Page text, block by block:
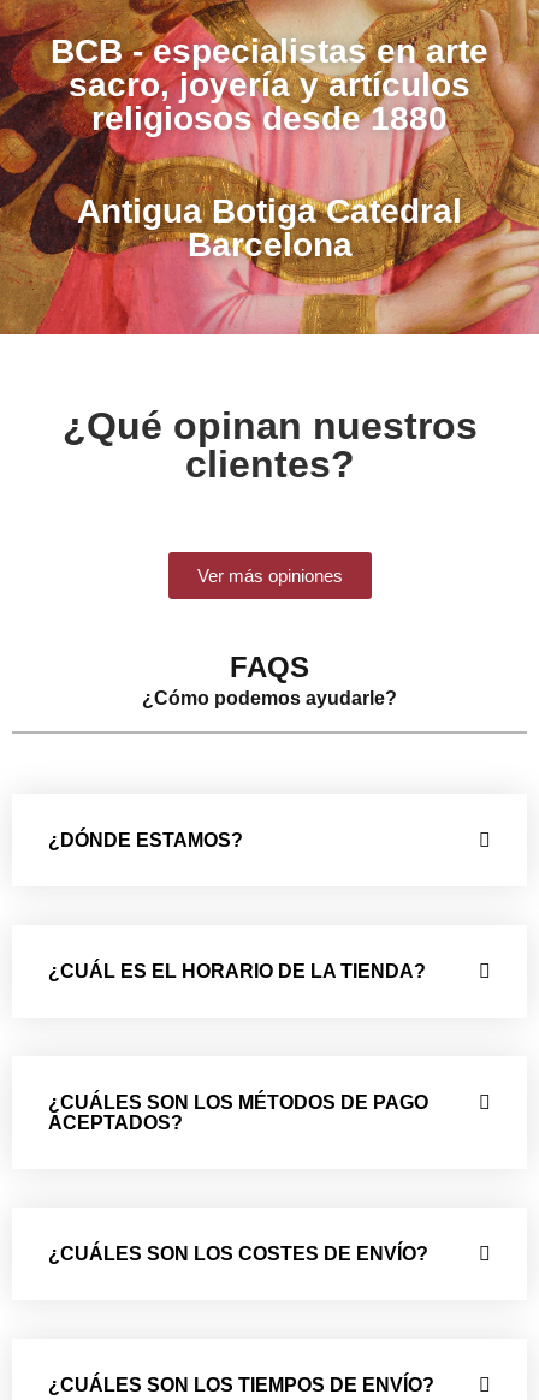
BCB - especialistas en arte
sacro, joyería y artículos
religiosos desde 1880
Antigua Botiga Catedral
Barcelona
¿Qué opinan nuestros
clientes?
Ver más opiniones
FAQS
¿Cómo podemos ayudarle?
¿DÓNDE ESTAMOS?
¿CUÁL ES EL HORARIO DE LA TIENDA?
¿CUÁLES SON LOS MÉTODOS DE PAGO
ACEPTADOS?
¿CUÁLES SON LOS COSTES DE ENVÍO?
¿CUÁLES SON LOS TIEMPOS DE ENVÍO?